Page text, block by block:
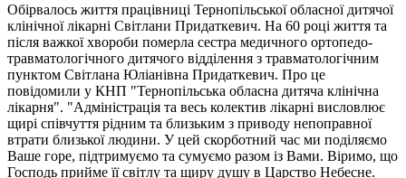
Обірвалось життя працівниці Тернопільської обласної дитячої
клінічної лікарні Світлани Придаткевич. На 60 році життя та
після важкої хвороби померла сестра медичного ортопедо-
травматологічного дитячого відділення з травматологічним
пунктом Світлана Юліанівна Придаткевич. Про це
повідомили у КНП "Тернопільська обласна дитяча клінічна
лікарня". "Адміністрація та весь колектив лікарні висловлює
щирі співчуття рідним та близьким з приводу непоправної
втрати близької людини. У цей скорботний час ми поділяємо
Ваше горе, підтримуємо та сумуємо разом із Вами. Віримо, що
Господь прийме її світлу та щиру душу в Царство Небесне.